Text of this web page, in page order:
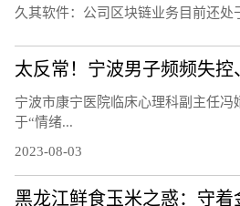
久其软件：公司区块链业务目前还处
宁波市康宁医院临床心理科副主任冯
于“情绪...
2023-08-03